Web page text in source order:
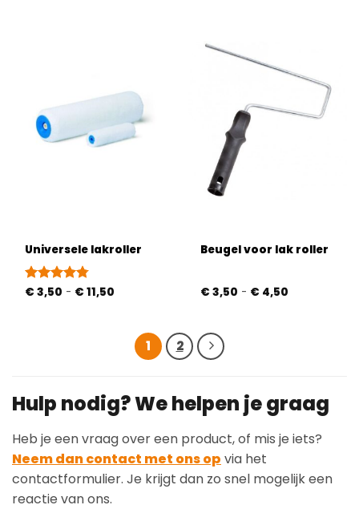
Universele lakroller
Gewaardeerd
€ 3,50 - € 11,50
Beugel voor lak roller
€ 3,50 - € 4,50
1 2
Hulp nodig? We helpen je graag
Heb je een vraag over een product, of mis je iets?
Neem dan contact met ons op via het
contactformulier. Je krijgt dan zo snel mogelijk een
reactie van ons.